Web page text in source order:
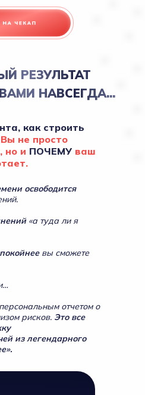
освободится
«а туда ли я
вы сможете
отчетом о
рисков. Это все
из легендарного
как строить
Вы не просто
но и ПОЧЕМУ ваш
РЕЗУЛЬТАТ
НАВСЕГДА...